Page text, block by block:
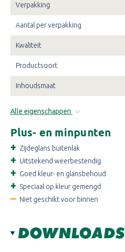
Verpakking
Aantal per verpakking
Kwaliteit
Productsoort
Inhoudsmaat
Alle eigenschappen
Plus- en minpunten
Zijdeglans buitenlak
Uitstekend weerbestendig
Goed kleur- en glansbehoud
Speciaal op kleur gemengd
Niet geschikt voor binnen
DOWNLOADS